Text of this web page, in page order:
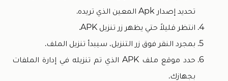
تحديد إصدار Apk المعين الذي تريده.
انتظر قليلاً حتي يظهر زر تنزيل APK.
بمجرد النقر فوق زر التنزيل، سيبدأ تنزيل الملف.
حدد موقع ملف APK الذي تم تنزيله في إدارة الملفات
بجهازك.